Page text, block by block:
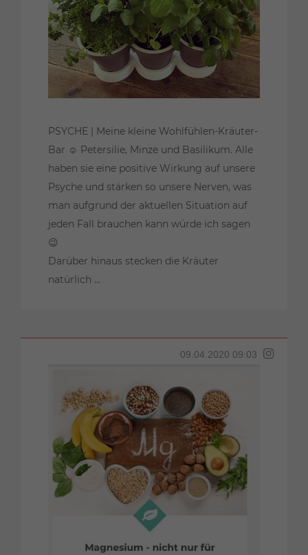
PSYCHE | Meine kleine Wohlfühlen-Kräuter-
Bar ☺️ Petersilie, Minze und Basilikum. Alle
haben sie eine positive Wirkung auf unsere
Psyche und stärken so unsere Nerven, was
man aufgrund der aktuellen Situation auf
jeden Fall brauchen kann würde ich sagen
😉
Darüber hinaus stecken die Kräuter
natürlich ...
09.04.2020 09:03